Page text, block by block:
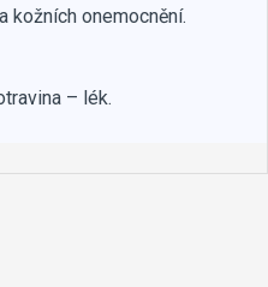
kožních onemocnění.
– lék.